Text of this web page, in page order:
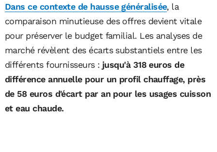
Dans ce contexte de hausse généralisée, la
comparaison minutieuse des offres devient vitale
pour préserver le budget familial. Les analyses de
marché révèlent des écarts substantiels entre les
différents fournisseurs : jusqu'à 318 euros de
différence annuelle pour un profil chauffage, près
de 58 euros d'écart par an pour les usages cuisson
et eau chaude.